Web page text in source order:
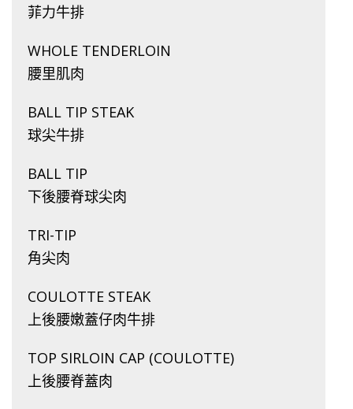
菲力牛排
WHOLE TENDERLOIN
腰里肌肉
BALL TIP STEAK
球尖牛排
BALL TIP
下後腰脊球尖肉
TRI-TIP
角尖肉
COULOTTE STEAK
上後腰嫩蓋仔肉牛排
TOP SIRLOIN CAP (COULOTTE)
上後腰脊蓋肉